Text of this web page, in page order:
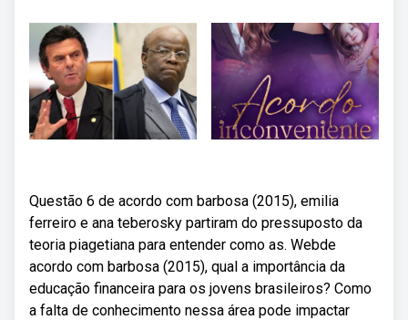
Questão 6 de acordo com barbosa (2015), emilia
ferreiro e ana teberosky partiram do pressuposto da
teoria piagetiana para entender como as. Webde
acordo com barbosa (2015), qual a importância da
educação financeira para os jovens brasileiros? Como
a falta de conhecimento nessa área pode impactar